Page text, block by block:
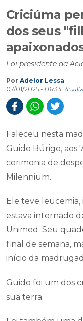
Criciúma
dos seus
Foi presidente da
Por Adelor Lessa
07/01/2025 - 06:33
Faleceu nesta
Guido Búrigo, aos
cerimonia de
Milennium.
Ele teve
estava internado
Unimed. Seu
final de semana,
início da
Guido foi um dos
sua terra.